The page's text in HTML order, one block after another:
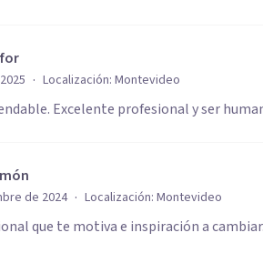
· Localización: Montevideo
Excelente profesional y ser
de 2024 · Localización: Montevideo
que te motiva e inspiración a